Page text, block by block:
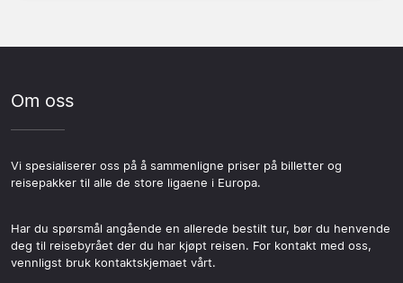
Om oss
Vi spesialiserer oss på å sammenligne priser på billetter og
reisepakker til alle de store ligaene i Europa.
Har du spørsmål angående en allerede bestilt tur, bør du henvende
deg til reisebyrået der du har kjøpt reisen. For kontakt med oss,
vennligst bruk kontaktskjemaet vårt.